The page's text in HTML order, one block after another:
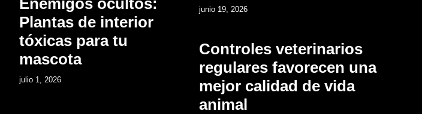
Plantas de interior
tóxicas para tu
mascota
julio 1, 2026
junio 19, 2026
Controles veterinarios
regulares favorecen una
mejor calidad de vida
animal